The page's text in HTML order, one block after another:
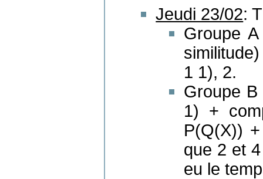
Jeudi 23/02:
Groupe
1 1), 2.
Groupe
1) +
P(Q(X))
que 2 et
eu le